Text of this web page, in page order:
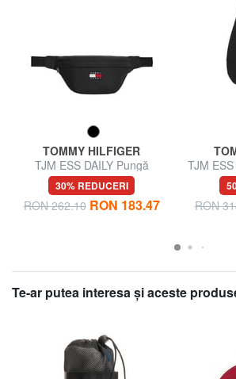
TOMMY HILFIGER
TJM ESS DAILY Pungă
30% REDUCERI
RON 262.10 RON 183.47
TJM
RON
Te-ar putea interesa şi aceste